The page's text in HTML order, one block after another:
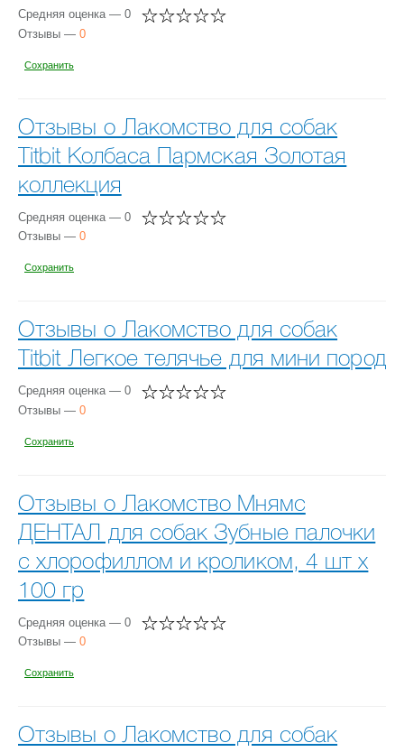
Средняя оценка — 0
Отзывы — 0
Сохранить
Отзывы о Лакомство для собак
Titbit Колбаса Пармская Золотая
коллекция
Средняя оценка — 0
Отзывы — 0
Сохранить
Отзывы о Лакомство для собак
Titbit Легкое телячье для мини пород
Средняя оценка — 0
Отзывы — 0
Сохранить
Отзывы о Лакомство Мнямс
ДЕНТАЛ для собак Зубные палочки
с хлорофиллом и кроликом, 4 шт х
100 гр
Средняя оценка — 0
Отзывы — 0
Сохранить
Отзывы о Лакомство для собак